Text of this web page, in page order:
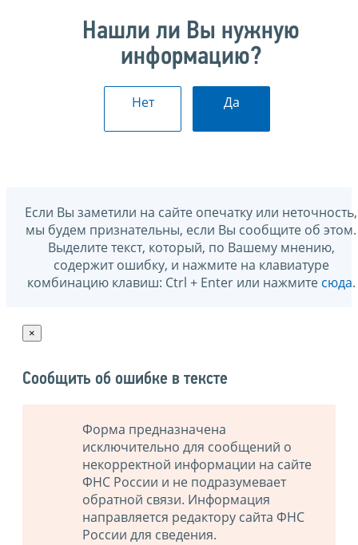
Нашли ли Вы нужную
информацию?
Нет Да
Если Вы заметили на сайте опечатку или неточность,
мы будем признательны, если Вы сообщите об этом.
Выделите текст, который, по Вашему мнению,
содержит ошибку, и нажмите на клавиатуре
комбинацию клавиш: Ctrl + Enter или нажмите сюда.
×
Сообщить об ошибке в тексте
Форма предназначена
исключительно для сообщений о
некорректной информации на сайте
ФНС России и не подразумевает
обратной связи. Информация
направляется редактору сайта ФНС
России для сведения.